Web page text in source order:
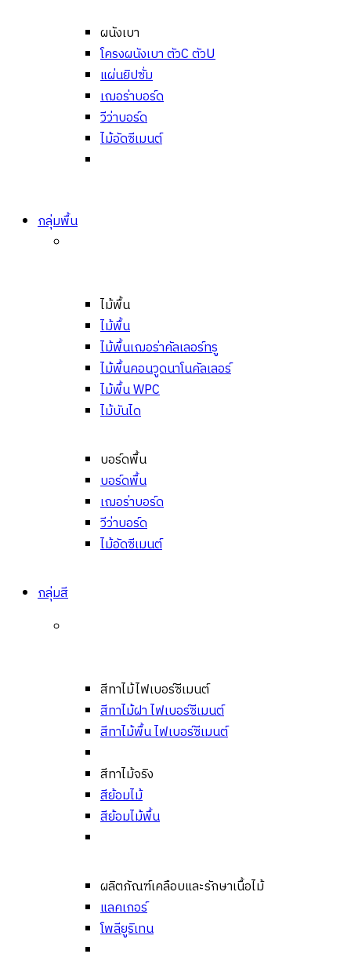
ผนังเบา
โครงผนังเบา ตัวC ตัวU
แผ่นยิปซั่ม
เฌอร่าบอร์ด
วีว่าบอร์ด
ไม้อัดซีเมนต์
กลุ่มพื้น
ไม้พื้น
ไม้พื้น
ไม้พื้นเฌอร่าคัลเลอร์ทรู
ไม้พื้นคอนวูดนาโนคัลเลอร์
ไม้พื้น WPC
ไม้บันได
บอร์ดพื้น
บอร์ดพื้น
เฌอร่าบอร์ด
วีว่าบอร์ด
ไม้อัดซีเมนต์
กลุ่มสี
สีทาไม้ไฟเบอร์ซีเมนต์
สีทาไม้ฝา ไฟเบอร์ซีเมนต์
สีทาไม้พื้น ไฟเบอร์ซีเมนต์
สีทาไม้จริง
สีย้อมไม้
สีย้อมไม้พื้น
ผลิตภัณฑ์เคลือบและรักษาเนื้อไม้
แลคเกอร์
โพลียูริเทน